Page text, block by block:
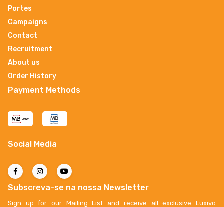
Portes
Campaigns
Contact
Recruitment
About us
Order History
Payment Methods
Social Media
Subscreva-se na nossa Newsletter
Sign up for our Mailing List and receive all exclusive Luxivo